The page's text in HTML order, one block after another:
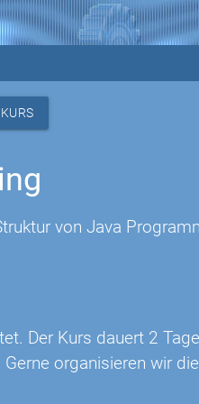
von Java
Der Kurs dauert 2
organisieren wir